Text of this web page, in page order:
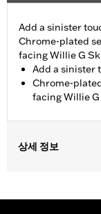
Add a sinister
Chrome-plated
facing Willie G
Add a sinister
Chrome-
facing Willie
상세 정보